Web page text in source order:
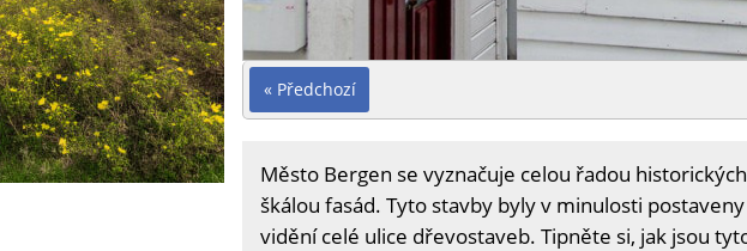
« Předchozí
Město Bergen se vyznačuje celou řadou
škálou fasád. Tyto stavby byly v minulosti
vidění celé ulice dřevostaveb. Tipněte si, jak jsou